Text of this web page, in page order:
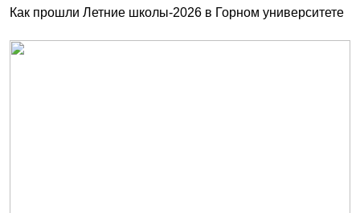
Как прошли Летние школы-2026 в Горном университете